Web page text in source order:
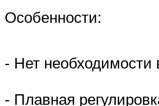
Особенности:
- Нет необходимости
- Плавная